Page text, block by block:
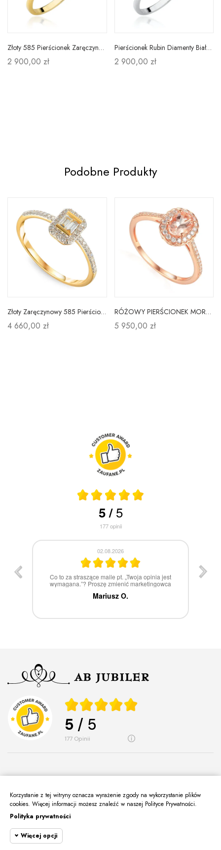
Złoty 585 Pierścionek Zaręczynowy Rubin Diamenty
2 900,00 zł
Pierścionek Rubin Diamenty Białe Złoto 585 Grawer
2 900,00 zł
Podobne Produkty
Złoty Zaręczynowy 585 Pierścionek Diamenty Grawer
4 660,00 zł
RÓŻOWY PIERŚCIONEK MORGANIT DIAMENTY PRÓBA 585
5 950,00 zł
5/5
177opinii
30.07.2026
W 100% polecam
Marcin Z.
5 / 5
177 opinii
O Nas
Informacje
Moje Konto
Korzystanie z tej witryny oznacza wyrażenie zgody na wykorzystanie plików
cookies. Więcej informacji możesz znaleźć w naszej Polityce Prywatności.
Polityka prywatności
Więcej opcji